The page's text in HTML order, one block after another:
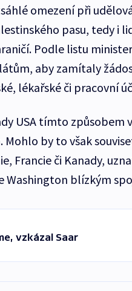
omezení při
pasu, tedy i
Podle listu
aby zamítaly
lékařské či pracovní
USA tímto způsobem
by to však
Francie či Kanady,
Washington blízkým
vzkázal Saar